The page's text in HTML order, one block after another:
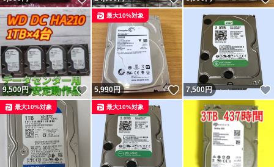
9,500円 いいね！
5,990円 いいね！
最大10%対象
7,500円
最大10%対象 最大10%対象